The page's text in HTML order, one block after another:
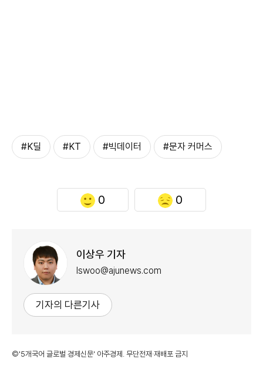
#K딜 #KT #빅데이터 #문자 커머스
0 0
이상우 기자
lswoo@ajunews.com
기자의 다른기사
©'5개국어 글로벌 경제신문' 아주경제. 무단전재·재배포 금지